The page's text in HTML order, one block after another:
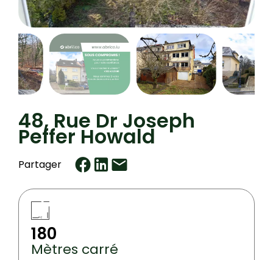
48, Rue Dr Joseph
Peffer Howald
Partager
180
Mètres carré